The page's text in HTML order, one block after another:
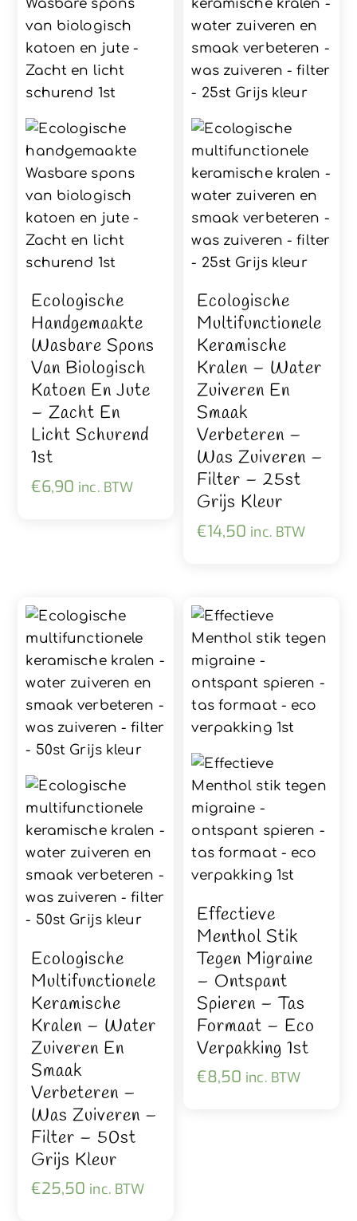
Ecologische
Handgemaakte
Wasbare Spons
Van Biologisch
Katoen En Jute
– Zacht En
Licht Schurend
1st
€6,90 inc. BTW
Ecologische
Multifunctionele
Keramische
Kralen – Water
Zuiveren En
Smaak
Verbeteren –
Was Zuiveren –
Filter – 25st
Grijs Kleur
€14,50 inc. BTW
Ecologische
Multifunctionele
Keramische
Kralen – Water
Zuiveren En
Smaak
Verbeteren –
Was Zuiveren –
Filter – 50st
Grijs Kleur
€25,50 inc. BTW
Effectieve
Menthol Stik
Tegen Migraine
– Ontspant
Spieren – Tas
Formaat – Eco
Verpakking 1st
€8,50 inc. BTW